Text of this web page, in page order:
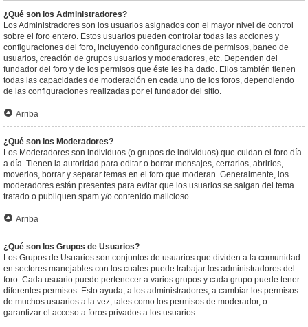
¿Qué son los Administradores?
Los Administradores son los usuarios asignados con el mayor nivel de control
sobre el foro entero. Estos usuarios pueden controlar todas las acciones y
configuraciones del foro, incluyendo configuraciones de permisos, baneo de
usuarios, creación de grupos usuarios y moderadores, etc. Dependen del
fundador del foro y de los permisos que éste les ha dado. Ellos también tienen
todas las capacidades de moderación en cada uno de los foros, dependiendo
de las configuraciones realizadas por el fundador del sitio.
Arriba
¿Qué son los Moderadores?
Los Moderadores son individuos (o grupos de individuos) que cuidan el foro día
a día. Tienen la autoridad para editar o borrar mensajes, cerrarlos, abrirlos,
moverlos, borrar y separar temas en el foro que moderan. Generalmente, los
moderadores están presentes para evitar que los usuarios se salgan del tema
tratado o publiquen spam y/o contenido malicioso.
Arriba
¿Qué son los Grupos de Usuarios?
Los Grupos de Usuarios son conjuntos de usuarios que dividen a la comunidad
en sectores manejables con los cuales puede trabajar los administradores del
foro. Cada usuario puede pertenecer a varios grupos y cada grupo puede tener
diferentes permisos. Esto ayuda, a los administradores, a cambiar los permisos
de muchos usuarios a la vez, tales como los permisos de moderador, o
garantizar el acceso a foros privados a los usuarios.